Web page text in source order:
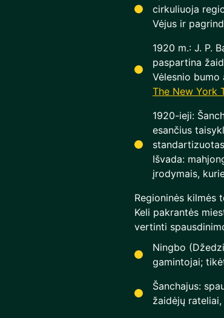
cirkuliuoja
Vėjus ir
1920 m.: J. P.
paspartina
Vėlesnio
The New York
1920-ieji:
esančius
Išvada:
įrodymais,
Regioninės kilmės
Keli pakrantės
vertinti
Ningbo
gamintojai;
Šanchajus:
žaidėjų